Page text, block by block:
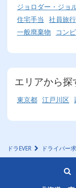
ジョロダー・ジョ
住宅手当
社員旅行
一般廃棄物
コン
エリアから探
東京都 江戸川区
ドラEVER ドライバー